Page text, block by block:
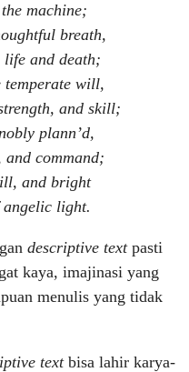
machine;
breath,
and death;
temperate will,
and skill;
plann’d,
command;
and bright
angelic light.
descriptive text pasti
kaya, imajinasi yang
menulis yang tidak
textbisa lahir karya-